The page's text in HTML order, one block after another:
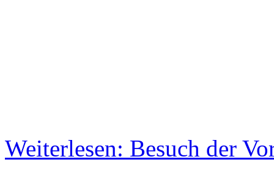
Weiterlesen: Besuch der